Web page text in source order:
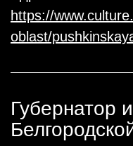
https://
oblast/
Губернатор